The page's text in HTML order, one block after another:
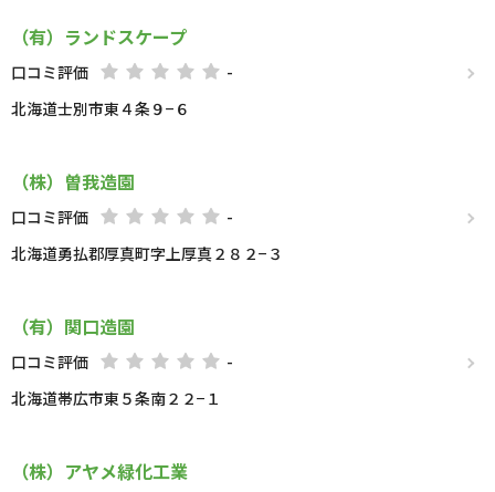
（有）ランドスケープ
口コミ評価
-
北海道士別市東４条９−６
（株）曽我造園
口コミ評価
-
北海道勇払郡厚真町字上厚真２８２−３
（有）関口造園
口コミ評価
-
北海道帯広市東５条南２２−１
（株）アヤメ緑化工業